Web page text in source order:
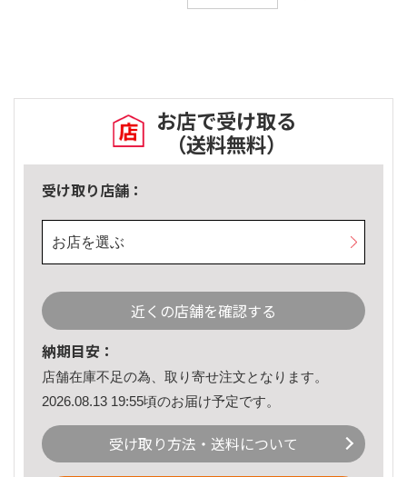
お店で受け取る
（送料無料）
受け取り店舗：
お店を選ぶ
近くの店舗を確認する
納期目安：
店舗在庫不足の為、取り寄せ注文となります。
2026.08.13 19:55頃のお届け予定です。
受け取り方法・送料について